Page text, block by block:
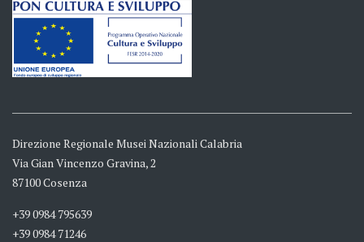
Direzione Regionale Musei Nazionali Calabria
Via Gian Vincenzo Gravina, 2
87100 Cosenza
+39 0984 795639
+39 0984 71246